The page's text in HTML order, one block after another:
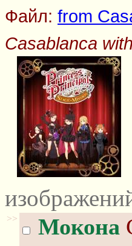
Файл: from
Casablanca
>> Мокона